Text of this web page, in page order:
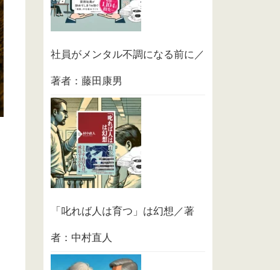
社員がメンタル不調になる前に／
著者：藤田康男
「叱れば人は育つ」は幻想／著
者：中村直人